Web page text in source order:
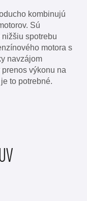
kombinujú
Sú
spotrebu
motora s
navzájom
výkonu na
to potrebné.